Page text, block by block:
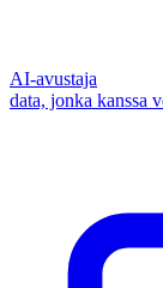
AI-avustaja
data, jonka kanssa